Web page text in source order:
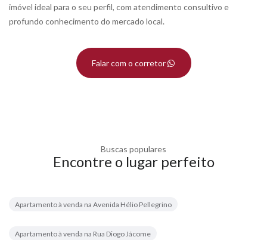
imóvel ideal para o seu perfil, com atendimento consultivo e
profundo conhecimento do mercado local.
Falar com o corretor
Buscas populares
Encontre o lugar perfeito
Apartamento à venda na Avenida Hélio Pellegrino
Apartamento à venda na Rua Diogo Jácome